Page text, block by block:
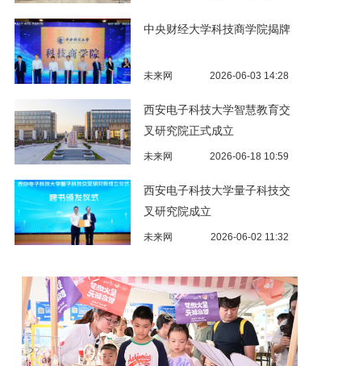
中央财经大学科技商学院揭牌
未来网 2026-06-03 14:28
西安电子科技大学智慧教育交
叉研究院正式成立
未来网 2026-06-18 10:59
西安电子科技大学量子科技交
叉研究院成立
未来网 2026-06-02 11:32